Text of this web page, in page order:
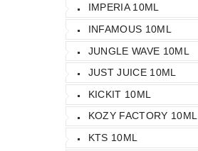
IMPERIA 10ML
INFAMOUS 10ML
JUNGLE WAVE 10ML
JUST JUICE 10ML
KICKIT 10ML
KOZY FACTORY 10ML
KTS 10ML